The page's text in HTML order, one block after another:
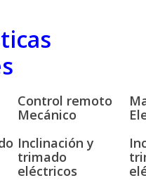
Control remoto
Mecánico
Inclinación y
trimado
eléctricos